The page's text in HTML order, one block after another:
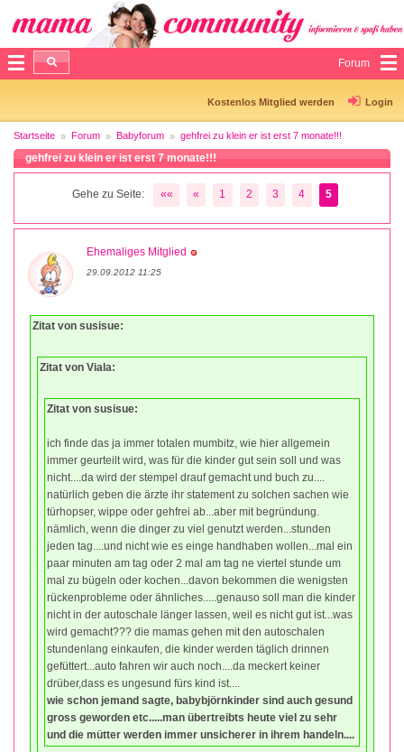
Forum
Kostenlos Mitglied werden Login
Startseite Forum Babyforum gehfrei zu klein er ist erst 7 monate!!!
gehfrei zu klein er ist erst 7 monate!!!
Gehe zu Seite: «« « 1 2 3 4 5
Ehemaliges Mitglied
29.09.2012 11:25
Zitat von susisue:
Zitat von Viala:
Zitat von susisue:
ich finde das ja immer totalen mumbitz, wie hier allgemein
immer geurteilt wird, was für die kinder gut sein soll und was
nicht....da wird der stempel drauf gemacht und buch zu....
natürlich geben die ärzte ihr statement zu solchen sachen wie
türhopser, wippe oder gehfrei ab...aber mit begründung.
nämlich, wenn die dinger zu viel genutzt werden...stunden
jeden tag....und nicht wie es einge handhaben wollen...mal ein
paar minuten am tag oder 2 mal am tag ne viertel stunde um
mal zu bügeln oder kochen...davon bekommen die wenigsten
rückenprobleme oder ähnliches.....genauso soll man die kinder
nicht in der autoschale länger lassen, weil es nicht gut ist...was
wird gemacht??? die mamas gehen mit den autoschalen
stundenlang einkaufen, die kinder werden täglich drinnen
gefüttert...auto fahren wir auch noch....da meckert keiner
drüber,dass es ungesund fürs kind ist....
wie schon jemand sagte, babybjörnkinder sind auch gesund
gross geworden etc.....man übertreibts heute viel zu sehr
und die mütter werden immer unsicherer in ihrem handeln....